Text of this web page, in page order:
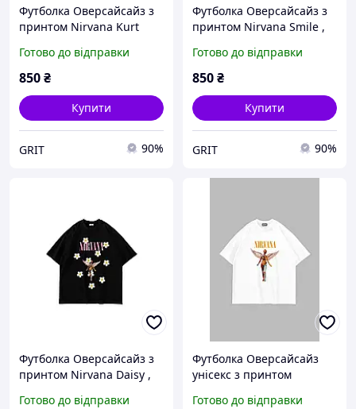
Футболка Оверсайсайз з
принтом Nirvana Kurt
Готово до відправки
850₴
Купити
GRIT 90%
Футболка Оверсайсайз з
принтом Nirvana Smile ,
Готово до відправки
850₴
Купити
GRIT 90%
Футболка Оверсайсайз з
принтом Nirvana Daisy ,
Готово до відправки
Футболка Оверсайсайз
унісекс з принтом
Готово до відправки